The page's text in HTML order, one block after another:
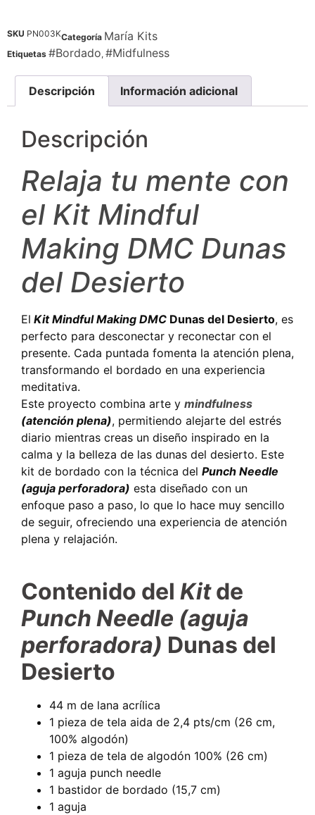
SKU PN003KCategoría María Kits
Etiquetas #Bordado, #Midfulness
Descripción Información adicional
Descripción
Relaja tu mente con
el Kit Mindful
Making DMC Dunas
del Desierto
El Kit Mindful Making DMC Dunas del Desierto, es
perfecto para desconectar y reconectar con el
presente. Cada puntada fomenta la atención plena,
transformando el bordado en una experiencia
meditativa.
Este proyecto combina arte y mindfulness
(atención plena), permitiendo alejarte del estrés
diario mientras creas un diseño inspirado en la
calma y la belleza de las dunas del desierto. Este
kit de bordado con la técnica del Punch Needle
(aguja perforadora) esta diseñado con un
enfoque paso a paso, lo que lo hace muy sencillo
de seguir, ofreciendo una experiencia de atención
plena y relajación.
Contenido del Kitde
Punch Needle (aguja
perforadora) Dunas del
Desierto
44 m de lana acrílica
1 pieza de tela aida de 2,4 pts/cm (26 cm,
100% algodón)
1 pieza de tela de algodón 100% (26 cm)
1 aguja punch needle
1 bastidor de bordado (15,7 cm)
1 aguja